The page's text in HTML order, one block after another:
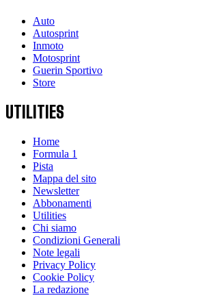
Auto
Autosprint
Inmoto
Motosprint
Guerin Sportivo
Store
UTILITIES
Home
Formula 1
Pista
Mappa del sito
Newsletter
Abbonamenti
Utilities
Chi siamo
Condizioni Generali
Note legali
Privacy Policy
Cookie Policy
La redazione